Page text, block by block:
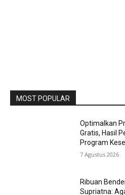
MOST POPULAR
Optimalkan
Gratis, Hasil
Program
7 Agustus 2026
Ribuan
Supriatna: